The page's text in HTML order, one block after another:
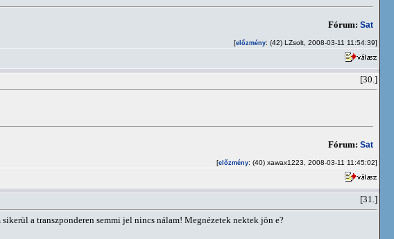
Fórum: Sat
[előzmény: (42) LZsolt, 2008-03-11 11:54:39]
[30.]
Fórum: Sat
[előzmény: (40) xawax1223, 2008-03-11 11:45:02]
[31.]
a transzponderen semmi jel nincs nálam! Megnézetek nektek jön e?